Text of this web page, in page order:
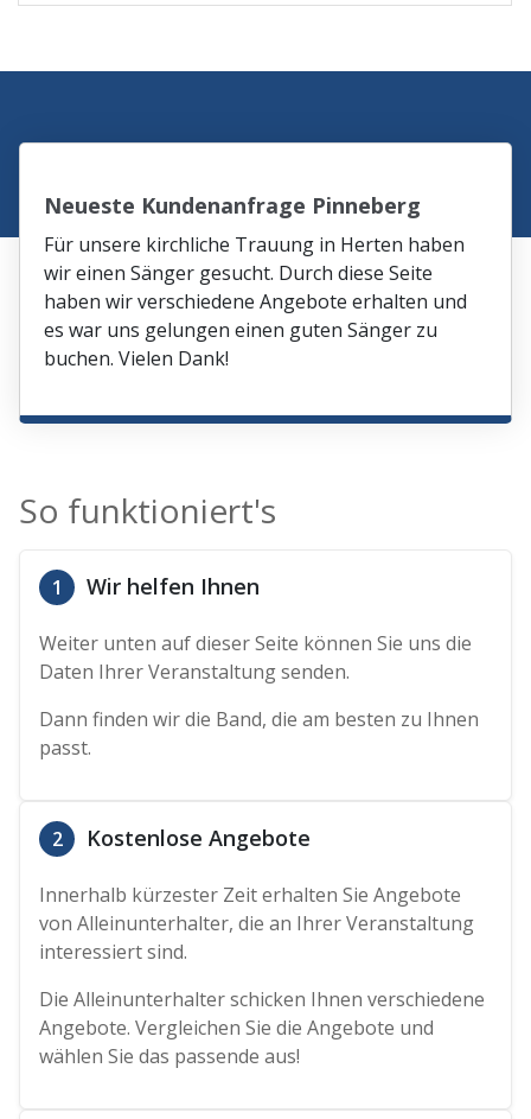
Neueste Kundenanfrage Pinneberg
Für unsere kirchliche Trauung in Herten haben
wir einen Sänger gesucht. Durch diese Seite
haben wir verschiedene Angebote erhalten und
es war uns gelungen einen guten Sänger zu
buchen. Vielen Dank!
So funktioniert's
1 Wir helfen Ihnen
Weiter unten auf dieser Seite können Sie uns die
Daten Ihrer Veranstaltung senden.
Dann finden wir die Band, die am besten zu Ihnen
passt.
2 Kostenlose Angebote
Innerhalb kürzester Zeit erhalten Sie Angebote
von Alleinunterhalter, die an Ihrer Veranstaltung
interessiert sind.
Die Alleinunterhalter schicken Ihnen verschiedene
Angebote. Vergleichen Sie die Angebote und
wählen Sie das passende aus!